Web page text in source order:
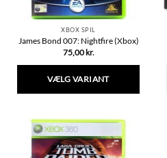
XBOX SPIL
James Bond 007: Nightfire (Xbox)
75,00 kr.
VÆLG VARIANT
har
flere
varianter.